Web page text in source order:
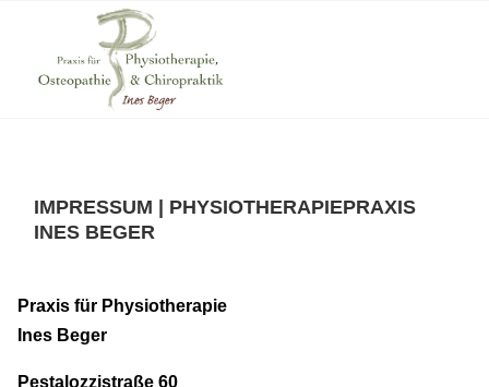
IMPRESSUM | PHYSIOTHERAPIEPRAXIS
INES BEGER
Praxis für Physiotherapie
Ines Beger
Pestalozzistraße 60